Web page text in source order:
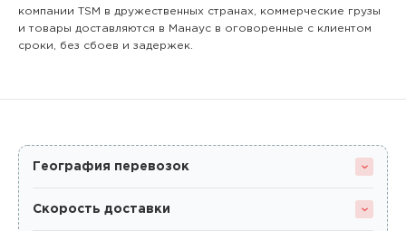
компании TSM в дружественных странах, коммерческие грузы
и товары доставляются в Манаус в оговоренные с клиентом
сроки, без сбоев и задержек.
География перевозок
Скорость доставки